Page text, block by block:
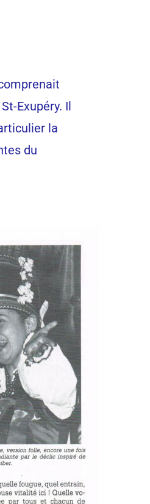
Exupéry. Il
la
du